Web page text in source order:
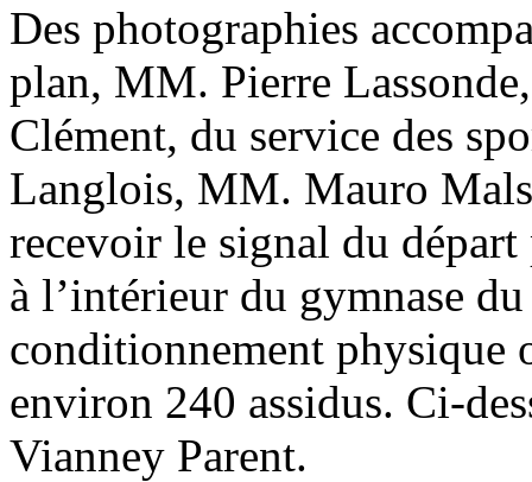
Des photographies
plan, MM. Pierre
Clément, du service des
Langlois, MM. Mauro
recevoir le signal du
à l’intérieur du gymnase
conditionnement physique
environ 240 assidus. Ci-
Vianney Parent.